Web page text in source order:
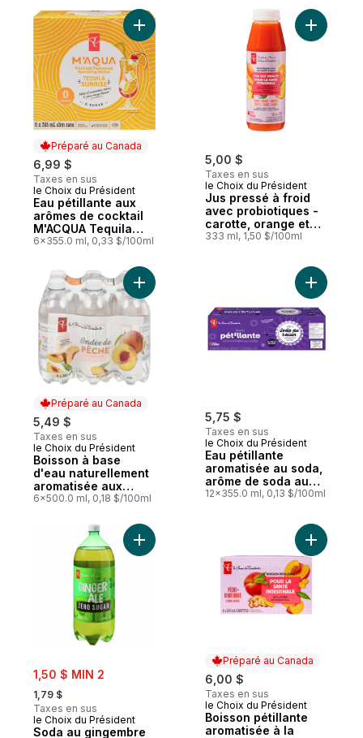
Préparé au Canada
6,99 $
Taxes en sus
Préparé au Canada
le Choix du Président
Eau pétillante aux
arômes de cocktail
M'ACQUA Tequila
Sunrise
6x355.0 ml, 0,33 $/100ml
Ajouter Eau pétillante aux arômes de
5,00 $
Taxes en sus
le Choix du Président
Jus pressé à froid
avec probiotiques -
carotte, orange et
ananas
333 ml, 1,50 $/100ml
Ajouter
Préparé au Canada
5,49 $
Taxes en sus
Préparé au Canada
le Choix du Président
Boisson à base
d'eau naturellement
aromatisée aux
fruits, ondée de
6x500.0 ml, 0,18 $/100ml
Ajouter Boisson à base d'eau
5,75 $
Taxes en sus
le Choix du Président
Eau pétillante
aromatisée au soda,
arôme de soda au
raisin, 12 canettes
12x355.0 ml, 0,13 $/100ml
Ajouter
sale:
1,50 $ MIN 2
, formerly:
1,79 $
Taxes en sus
le Choix du Président
Soda au gingembre
Ajouter Soda au gingembre Zéro sucre
Préparé au Canada
6,00 $
Taxes en sus
Préparé au Canada
le Choix du Président
Boisson pétillante
aromatisée à la
Ajouter